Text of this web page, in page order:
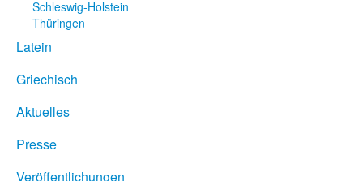
Schleswig-Holstein
Thüringen
Latein
Griechisch
Aktuelles
Presse
Veröffentlichungen